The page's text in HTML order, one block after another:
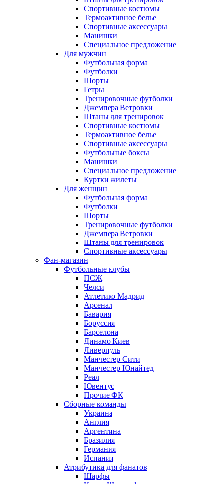
Спортивные костюмы
Термоактивное белье
Спортивные аксессуары
Манишки
Специальное предложение
Для мужчин
Футбольная форма
Футболки
Шорты
Гетры
Тренировочные футболки
Джемпера|Ветровки
Штаны для тренировок
Спортивные костюмы
Термоактивное белье
Спортивные аксессуары
Футбольные боксы
Манишки
Специальное предложение
Куртки жилеты
Для женщин
Футбольная форма
Футболки
Шорты
Тренировочные футболки
Джемпера|Ветровки
Штаны для тренировок
Спортивные аксессуары
Фан-магазин
Футбольные клубы
ПСЖ
Челси
Атлетико Мадрид
Арсенал
Бавария
Боруссия
Барселона
Динамо Киев
Ливерпуль
Манчестер Сити
Манчестер Юнайтед
Реал
Ювентус
Прочие ФК
Сборные команды
Украина
Англия
Аргентина
Бразилия
Германия
Испания
Атрибутика для фанатов
Шарфы